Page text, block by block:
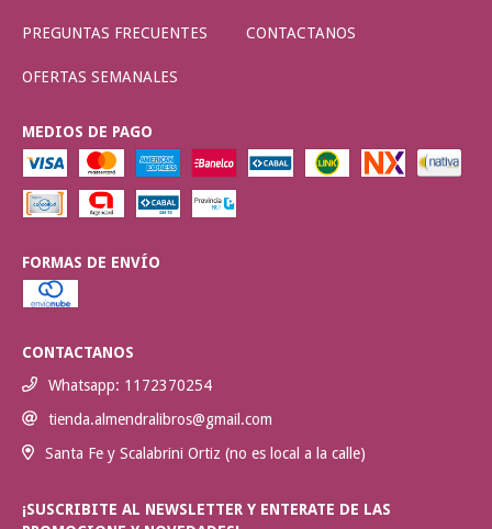
PREGUNTAS FRECUENTES CONTACTANOS
OFERTAS SEMANALES
MEDIOS DE PAGO
FORMAS DE ENVÍO
CONTACTANOS
Whatsapp: 1172370254
tienda.almendralibros@gmail.com
Santa Fe y Scalabrini Ortiz (no es local a la calle)
¡SUSCRIBITE AL NEWSLETTER Y ENTERATE DE LAS